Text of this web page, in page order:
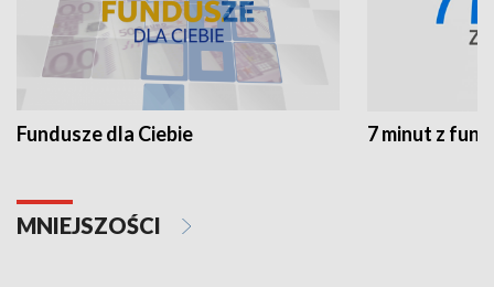
Fundusze dla Ciebie 7 minut z
MNIEJSZOŚCI